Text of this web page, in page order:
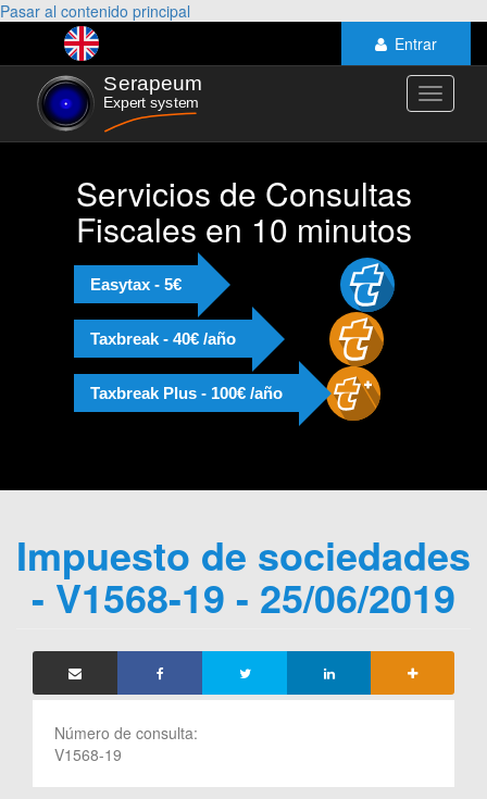
Pasar al contenido principal
Entrar
Toggle
Servicios de Consultas
Fiscales en 10 minutos
Easytax - 5€
Taxbreak - 40€ /año
Taxbreak Plus - 100€ /año
Impuesto de sociedades
- V1568-19 - 25/06/2019
Número de consulta:
V1568-19